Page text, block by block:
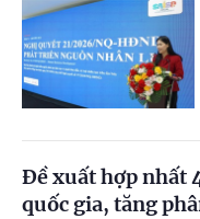
Đề xuất hợp nhất
quốc gia, tăng